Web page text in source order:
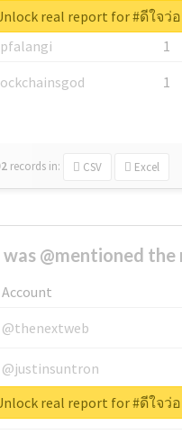
1
1
1
records in: CSV Excel
real report for #ดีใจ
@mentioned
Account
@thenextweb
@justinsuntron
@tnweventsreal report for #ดีใจ